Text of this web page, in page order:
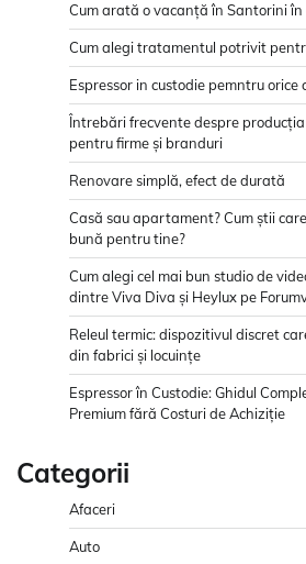
Cum arată o vacanță în Santorini în
Cum alegi tratamentul potrivit
Espressor in custodie pemntru orice
Întrebări frecvente despre
pentru firme și branduri
Renovare simplă, efect de durată
Casă sau apartament? Cum știi
bună pentru tine?
Cum alegi cel mai bun studio de
dintre Viva Diva și Heylux pe
Releul termic: dispozitivul discret
din fabrici și locuințe
Espressor în Custodie: Ghidul
Premium fără Costuri de Achiziție
Categorii
Afaceri
Auto